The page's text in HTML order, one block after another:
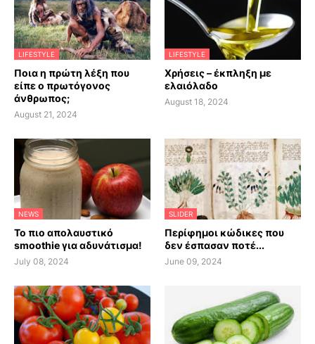
LIFESTYLE
Ποια η πρώτη λέξη που
είπε ο πρωτόγονος
άνθρωπος;
August 21, 2024
LIFESTYLE
Χρήσεις – έκπληξη με
ελαιόλαδο
August 18, 2024
NEWS
Το πιο απολαυστικό
smoothie για αδυνάτισμα!
July 08, 2024
SLIDER
Περίφημοι κώδικες που
δεν έσπασαν ποτέ...
June 09, 2024